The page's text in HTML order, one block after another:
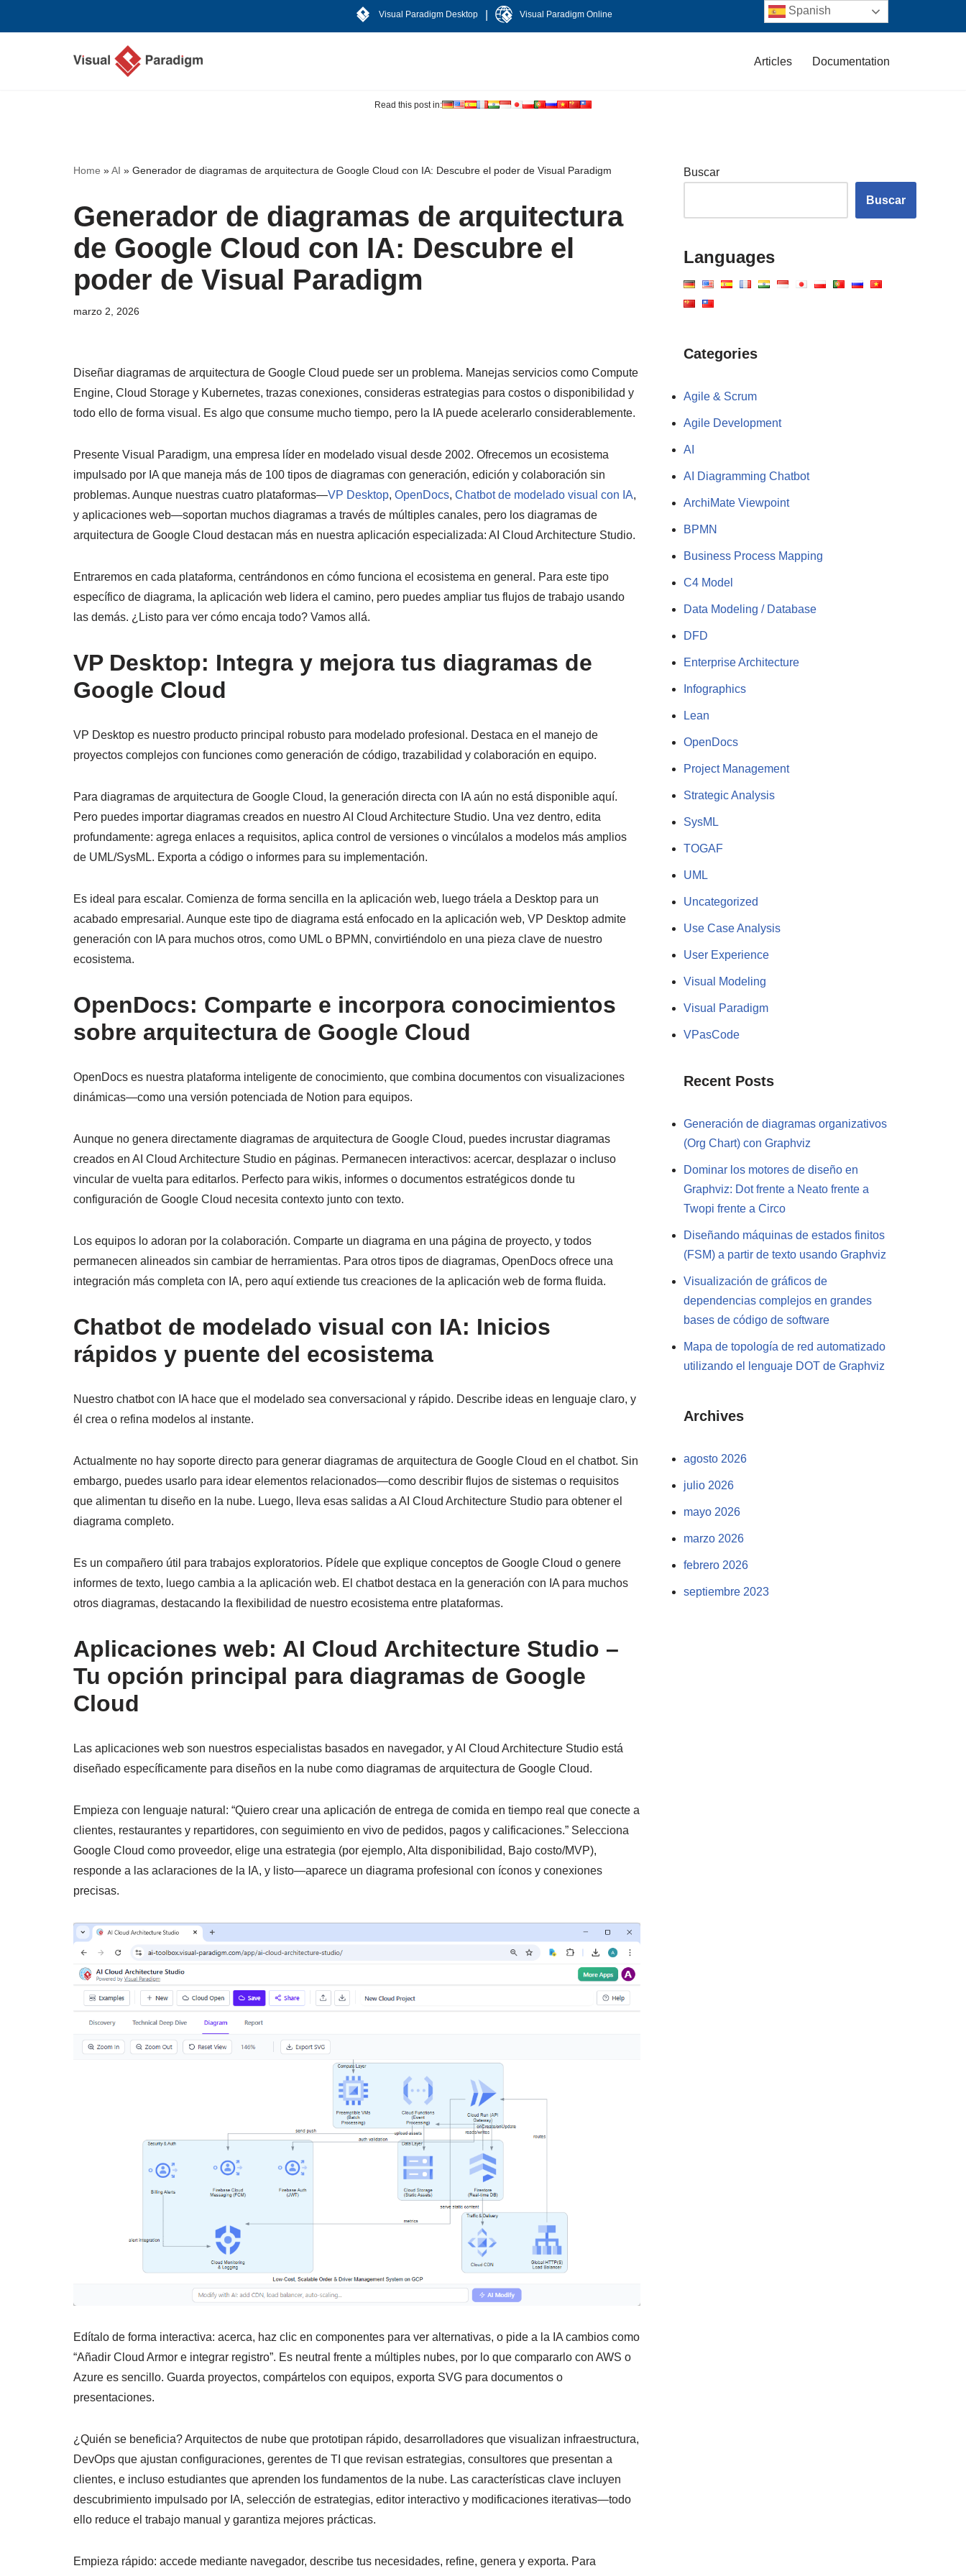
Visual Paradigm Desktop Visual Paradigm Online
Articles Documentation
Read this post in:
Home »AI » Generador de diagramas de arquitectura de Google Cloud con IA: Descubre el poder de Visual Paradigm
Generador de diagramas de arquitectura
de Google Cloud con IA: Descubre el
poder de Visual Paradigm
marzo 2, 2026
Diseñar diagramas de arquitectura de Google Cloud puede ser un problema. Manejas servicios como Compute
Engine, Cloud Storage y Kubernetes, trazas conexiones, consideras estrategias para costos o disponibilidad y
todo ello de forma visual. Es algo que consume mucho tiempo, pero la IA puede acelerarlo considerablemente.
Presente Visual Paradigm, una empresa líder en modelado visual desde 2002. Ofrecemos un ecosistema
impulsado por IA que maneja más de 100 tipos de diagramas con generación, edición y colaboración sin
problemas. Aunque nuestras cuatro plataformas—VP Desktop, OpenDocs, Chatbot de modelado visual con IA,
y aplicaciones web—soportan muchos diagramas a través de múltiples canales, pero los diagramas de
arquitectura de Google Cloud destacan más en nuestra aplicación especializada: AI Cloud Architecture Studio.
Entraremos en cada plataforma, centrándonos en cómo funciona el ecosistema en general. Para este tipo
específico de diagrama, la aplicación web lidera el camino, pero puedes ampliar tus flujos de trabajo usando
las demás. ¿Listo para ver cómo encaja todo? Vamos allá.
VP Desktop: Integra y mejora tus diagramas de
Google Cloud
VP Desktop es nuestro producto principal robusto para modelado profesional. Destaca en el manejo de
proyectos complejos con funciones como generación de código, trazabilidad y colaboración en equipo.
Para diagramas de arquitectura de Google Cloud, la generación directa con IA aún no está disponible aquí.
Pero puedes importar diagramas creados en nuestro AI Cloud Architecture Studio. Una vez dentro, edita
profundamente: agrega enlaces a requisitos, aplica control de versiones o vincúlalos a modelos más amplios
de UML/SysML. Exporta a código o informes para su implementación.
Es ideal para escalar. Comienza de forma sencilla en la aplicación web, luego tráela a Desktop para un
acabado empresarial. Aunque este tipo de diagrama está enfocado en la aplicación web, VP Desktop admite
generación con IA para muchos otros, como UML o BPMN, convirtiéndolo en una pieza clave de nuestro
ecosistema.
OpenDocs: Comparte e incorpora conocimientos
sobre arquitectura de Google Cloud
OpenDocs es nuestra plataforma inteligente de conocimiento, que combina documentos con visualizaciones
dinámicas—como una versión potenciada de Notion para equipos.
Aunque no genera directamente diagramas de arquitectura de Google Cloud, puedes incrustar diagramas
creados en AI Cloud Architecture Studio en páginas. Permanecen interactivos: acercar, desplazar o incluso
vincular de vuelta para editarlos. Perfecto para wikis, informes o documentos estratégicos donde tu
configuración de Google Cloud necesita contexto junto con texto.
Los equipos lo adoran por la colaboración. Comparte un diagrama en una página de proyecto, y todos
permanecen alineados sin cambiar de herramientas. Para otros tipos de diagramas, OpenDocs ofrece una
integración más completa con IA, pero aquí extiende tus creaciones de la aplicación web de forma fluida.
Chatbot de modelado visual con IA: Inicios
rápidos y puente del ecosistema
Nuestro chatbot con IA hace que el modelado sea conversacional y rápido. Describe ideas en lenguaje claro, y
él crea o refina modelos al instante.
Actualmente no hay soporte directo para generar diagramas de arquitectura de Google Cloud en el chatbot. Sin
embargo, puedes usarlo para idear elementos relacionados—como describir flujos de sistemas o requisitos
que alimentan tu diseño en la nube. Luego, lleva esas salidas a AI Cloud Architecture Studio para obtener el
diagrama completo.
Es un compañero útil para trabajos exploratorios. Pídele que explique conceptos de Google Cloud o genere
informes de texto, luego cambia a la aplicación web. El chatbot destaca en la generación con IA para muchos
otros diagramas, destacando la flexibilidad de nuestro ecosistema entre plataformas.
Aplicaciones web: AI Cloud Architecture Studio –
Tu opción principal para diagramas de Google
Cloud
Las aplicaciones web son nuestros especialistas basados en navegador, y AI Cloud Architecture Studio está
diseñado específicamente para diseños en la nube como diagramas de arquitectura de Google Cloud.
Empieza con lenguaje natural: “Quiero crear una aplicación de entrega de comida en tiempo real que conecte a
clientes, restaurantes y repartidores, con seguimiento en vivo de pedidos, pagos y calificaciones.” Selecciona
Google Cloud como proveedor, elige una estrategia (por ejemplo, Alta disponibilidad, Bajo costo/MVP),
responde a las aclaraciones de la IA, y listo—aparece un diagrama profesional con íconos y conexiones
precisas.
Edítalo de forma interactiva: acerca, haz clic en componentes para ver alternativas, o pide a la IA cambios como
“Añadir Cloud Armor e integrar registro”. Es neutral frente a múltiples nubes, por lo que compararlo con AWS o
Azure es sencillo. Guarda proyectos, compártelos con equipos, exporta SVG para documentos o
presentaciones.
¿Quién se beneficia? Arquitectos de nube que prototipan rápido, desarrolladores que visualizan infraestructura,
DevOps que ajustan configuraciones, gerentes de TI que revisan estrategias, consultores que presentan a
clientes, e incluso estudiantes que aprenden los fundamentos de la nube. Las características clave incluyen
descubrimiento impulsado por IA, selección de estrategias, editor interactivo y modificaciones iterativas—todo
ello reduce el trabajo manual y garantiza mejores prácticas.
Empieza rápido: accede mediante navegador, describe tus necesidades, refine, genera y exporta. Para
Buscar
Buscar
Languages
Categories
Agile & Scrum
Agile Development
AI
AI Diagramming Chatbot
ArchiMate Viewpoint
BPMN
Business Process Mapping
C4 Model
Data Modeling / Database
DFD
Enterprise Architecture
Infographics
Lean
OpenDocs
Project Management
Strategic Analysis
SysML
TOGAF
UML
Uncategorized
Use Case Analysis
User Experience
Visual Modeling
Visual Paradigm
VPasCode
Recent Posts
Generación de diagramas organizativos
(Org Chart) con Graphviz
Dominar los motores de diseño en
Graphviz: Dot frente a Neato frente a
Twopi frente a Circo
Diseñando máquinas de estados finitos
(FSM) a partir de texto usando Graphviz
Visualización de gráficos de
dependencias complejos en grandes
bases de código de software
Mapa de topología de red automatizado
utilizando el lenguaje DOT de Graphviz
Archives
agosto 2026
julio 2026
mayo 2026
marzo 2026
febrero 2026
septiembre 2023
Spanish